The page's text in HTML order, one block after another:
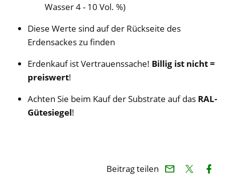
Wasser 4 - 10 Vol. %)
Diese Werte sind auf der Rückseite des
Erdensackes zu finden
Erdenkauf ist Vertrauenssache! Billig ist nicht =
preiswert!
Achten Sie beim Kauf der Substrate auf das RAL-
Gütesiegel!
Beitrag teilen